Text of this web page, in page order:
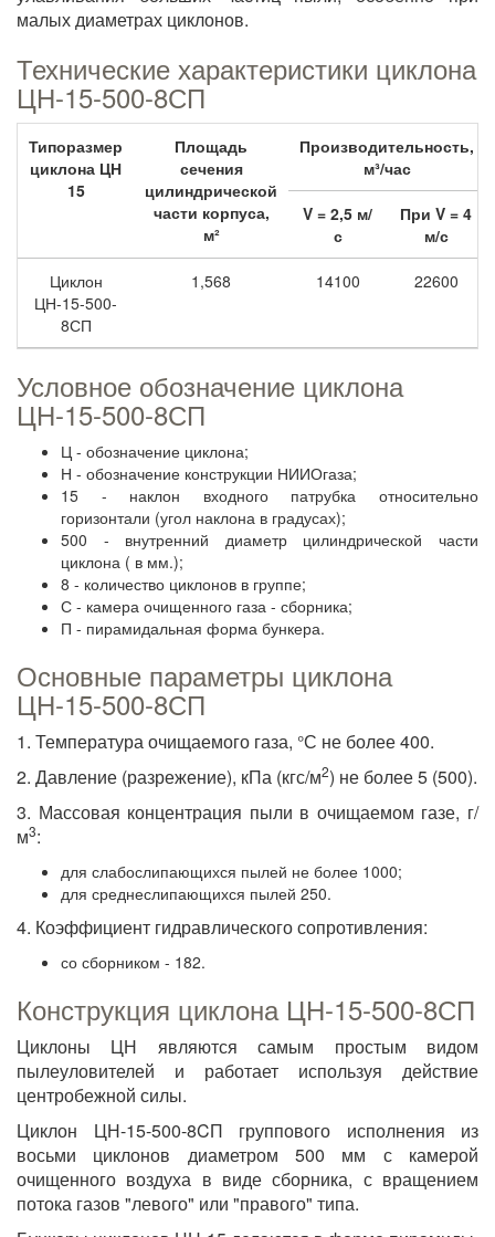
малых диаметрах циклонов.
Технические характеристики циклона
ЦН-15-500-8СП
Типоразмер
циклона ЦН
15
Площадь
сечения
цилиндрической
части корпуса,
м²
Производительность,
м³/час
V = 2,5 м/
с
При V = 4
м/с
Циклон
ЦН-15-500-
8СП
1,568 14100 22600
Условное обозначение циклона
ЦН-15-500-8СП
Ц - обозначение циклона;
Н - обозначение конструкции НИИОгаза;
15 - наклон входного патрубка относительно
горизонтали (угол наклона в градусах);
500 - внутренний диаметр цилиндрической части
циклона ( в мм.);
8 - количество циклонов в группе;
С - камера очищенного газа - сборника;
П - пирамидальная форма бункера.
Основные параметры циклона
ЦН-15-500-8СП
1. Температура очищаемого газа, °С не более 400.
2. Давление (разрежение), кПа (кгс/м2) не более 5 (500).
3. Массовая концентрация пыли в очищаемом газе, г/
м3:
для слабослипающихся пылей не более 1000;
для среднеслипающихся пылей 250.
4. Коэффициент гидравлического сопротивления:
со сборником - 182.
Конструкция циклона ЦН-15-500-8СП
Циклоны ЦН являются самым простым видом
пылеуловителей и работает используя действие
центробежной силы.
Циклон ЦН-15-500-8CП группового исполнения из
восьми циклонов диаметром 500 мм с камерой
очищенного воздуха в виде сборника, с вращением
потока газов "левого" или "правого" типа.